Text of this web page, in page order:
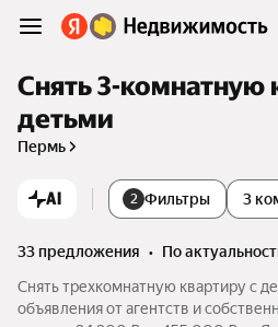
Снять 3-комнатную
детьми
Пермь
AI 2 Фильтры 3
33 предложения •
по
Снять трехкомнатную квартиру с
объявления от агентств и